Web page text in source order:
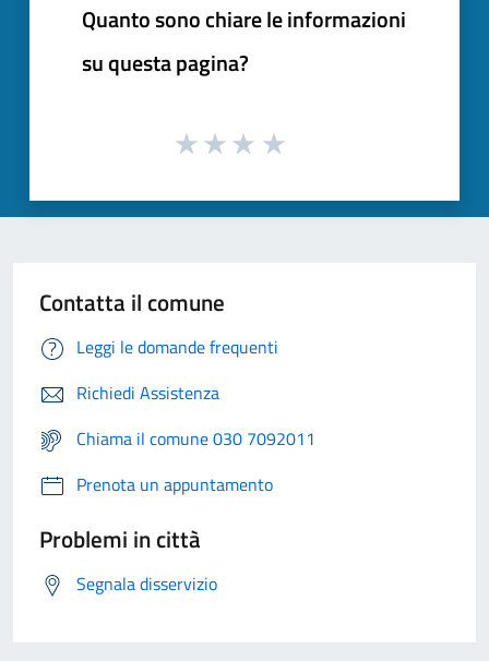
Quanto sono chiare le informazioni
su questa pagina?
Contatta il comune
Leggi le domande frequenti
Richiedi Assistenza
Chiama il comune 030 7092011
Prenota un appuntamento
Problemi in città
Segnala disservizio